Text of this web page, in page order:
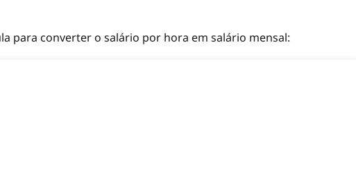
para converter o salário por hora em salário mensal: